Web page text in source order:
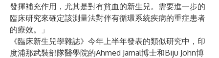
發揮補充作用，尤其是對有貧血的新生兒。需要進一步的
臨床研究來確定該測量法對伴有循環系統疾病的重症患者
的療效。」
《臨床新生兒學雜誌》今年上半年發表的類似研究中，印
度浦那武裝部隊醫學院的Ahmed Jamal博士和Biju John博